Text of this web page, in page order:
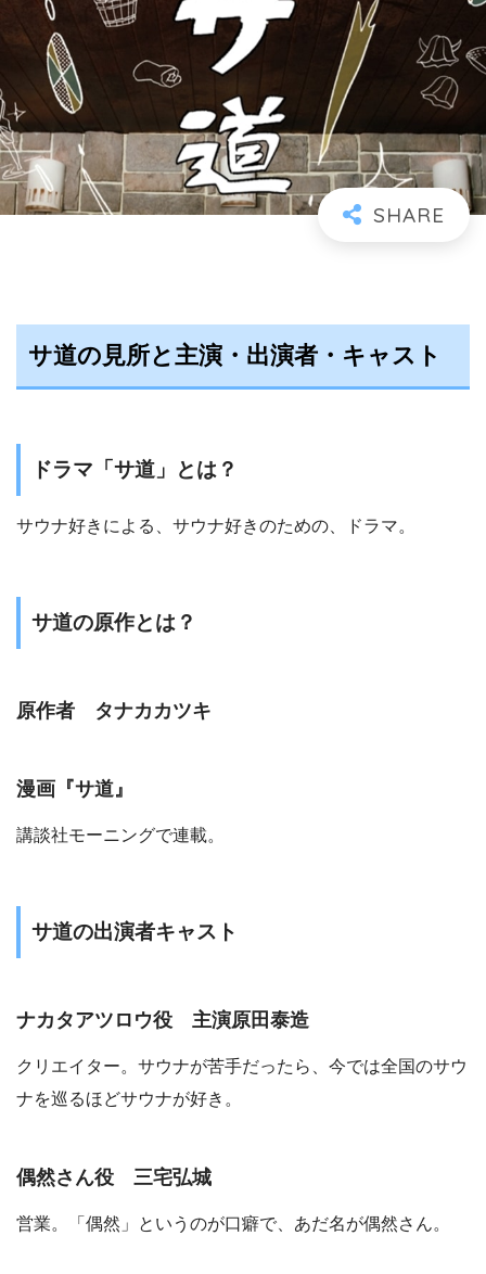
サ道の見所と主演・出演者・キャスト
ドラマ「サ道」とは？
サウナ好きによる、サウナ好きのための、ドラマ。
サ道の原作とは？
原作者 タナカカツキ
漫画『サ道』
講談社モーニングで連載。
サ道の出演者キャスト
ナカタアツロウ役 主演原田泰造
クリエイター。サウナが苦手だったら、今では全国のサウ
ナを巡るほどサウナが好き。
偶然さん役 三宅弘城
営業。「偶然」というのが口癖で、あだ名が偶然さん。